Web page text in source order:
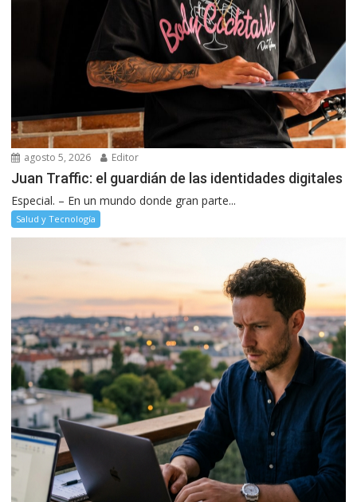
agosto 5, 2026 Editor
Juan Traffic: el guardián de las identidades digitales
Especial. – En un mundo donde gran parte...
Salud y Tecnología